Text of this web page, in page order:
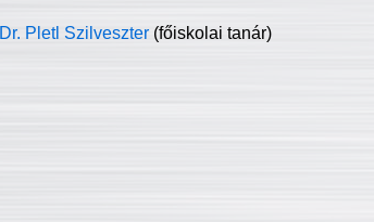
Dr. Pletl Szilveszter (főiskolai tanár)